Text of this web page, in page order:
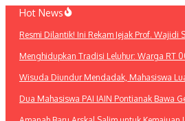
Lewati
konten
Hot News
Resmi Dilantik! Ini Rekam Jejak Prof. Wajidi
Menghidupkan Tradisi Leluhur: Warga RT
Wisuda Diundur Mendadak, Mahasiswa
Dua Mahasiswa PAI IAIN Pontianak Bawa